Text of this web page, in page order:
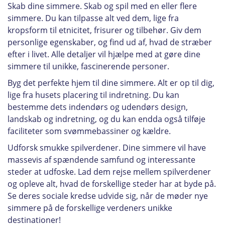
Skab dine simmere. Skab og spil med en eller flere
simmere. Du kan tilpasse alt ved dem, lige fra
kropsform til etnicitet, frisurer og tilbehør. Giv dem
personlige egenskaber, og find ud af, hvad de stræber
efter i livet. Alle detaljer vil hjælpe med at gøre dine
simmere til unikke, fascinerende personer.
Byg det perfekte hjem til dine simmere. Alt er op til dig,
lige fra husets placering til indretning. Du kan
bestemme dets indendørs og udendørs design,
landskab og indretning, og du kan endda også tilføje
faciliteter som svømmebassiner og kældre.
Udforsk smukke spilverdener. Dine simmere vil have
massevis af spændende samfund og interessante
steder at udfoske. Lad dem rejse mellem spilverdener
og opleve alt, hvad de forskellige steder har at byde på.
Se deres sociale kredse udvide sig, når de møder nye
simmere på de forskellige verdeners unikke
destinationer!